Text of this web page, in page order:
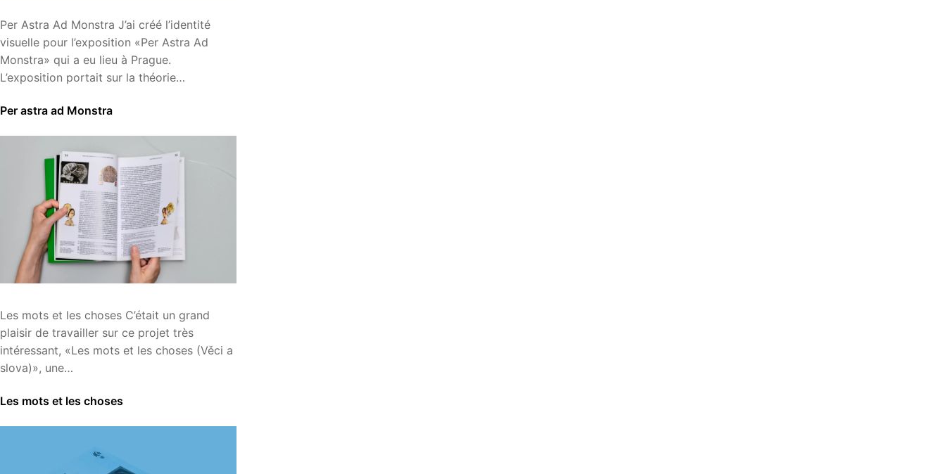
Per Astra Ad Monstra J’ai créé l’identité
visuelle pour l’exposition «Per Astra Ad
Monstra» qui a eu lieu à Prague.
L’exposition portait sur la théorie…
Per astra ad Monstra
Les mots et les choses C’était un grand
plaisir de travailler sur ce projet très
intéressant, «Les mots et les choses (Věci a
slova)», une…
Les mots et les choses